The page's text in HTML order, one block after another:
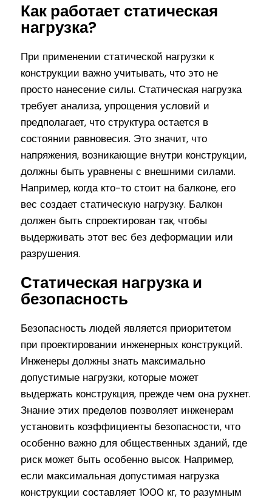
Как работает статическая
нагрузка?
При применении статической нагрузки к
конструкции важно учитывать, что это не
просто нанесение силы. Статическая нагрузка
требует анализа, упрощения условий и
предполагает, что структура остается в
состоянии равновесия. Это значит, что
напряжения, возникающие внутри конструкции,
должны быть уравнены с внешними силами.
Например, когда кто-то стоит на балконе, его
вес создает статическую нагрузку. Балкон
должен быть спроектирован так, чтобы
выдерживать этот вес без деформации или
разрушения.
Статическая нагрузка и
безопасность
Безопасность людей является приоритетом
при проектировании инженерных конструкций.
Инженеры должны знать максимально
допустимые нагрузки, которые может
выдержать конструкция, прежде чем она рухнет.
Знание этих пределов позволяет инженерам
установить коэффициенты безопасности, что
особенно важно для общественных зданий, где
риск может быть особенно высок. Например,
если максимальная допустимая нагрузка
конструкции составляет 1000 кг, то разумным